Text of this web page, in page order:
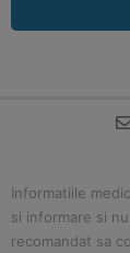
Informatiile
si informare si
recomandat sa